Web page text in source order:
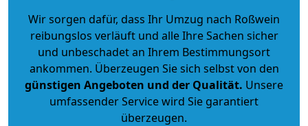
Wir sorgen dafür, dass Ihr Umzug nach Roßwein
reibungslos verläuft und alle Ihre Sachen sicher
und unbeschadet an Ihrem Bestimmungsort
ankommen. Überzeugen Sie sich selbst von den
günstigen Angeboten und der Qualität. Unsere
umfassender Service wird Sie garantiert
überzeugen.